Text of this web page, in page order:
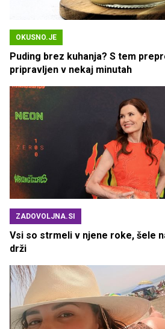
OKUSNO.JE
Puding brez kuhanja? S tem
pripravljen v nekaj minutah
ZADOVOLJNA.SI
Vsi so strmeli v njene roke, šele
drži